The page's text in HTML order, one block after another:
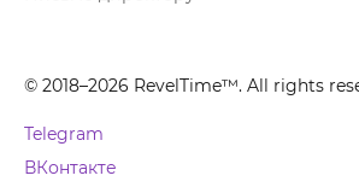
© 2018–2026 RevelTime™. All rights
Telegram
ВКонтакте